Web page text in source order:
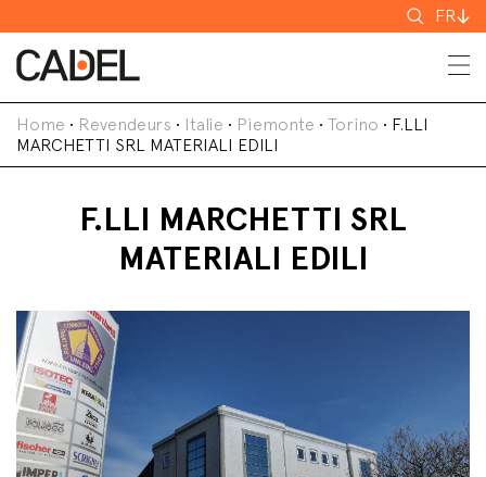
FR
Home • Revendeurs • Italie • Piemonte • Torino • F.LLI
MARCHETTI SRL MATERIALI EDILI
F.LLI MARCHETTI SRL
MATERIALI EDILI